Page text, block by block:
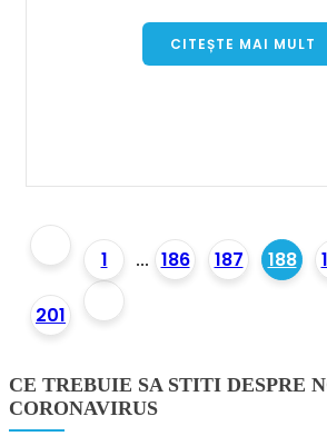
CITEȘTE MAI MULT
1 ... 186 187 188
201
CE TREBUIE SA STITI DESPRE
CORONAVIRUS